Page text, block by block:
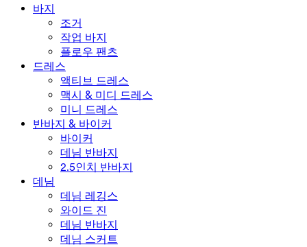
수영복 세트
언더웨어
바지
조거
작업 바지
플로우 팬츠
드레스
액티브 드레스
맥시 & 미디 드레스
미니 드레스
반바지 & 바이커
바이커
데님 반바지
2.5인치 반바지
데님
데님 레깅스
와이드 진
데님 반바지
데님 스커트